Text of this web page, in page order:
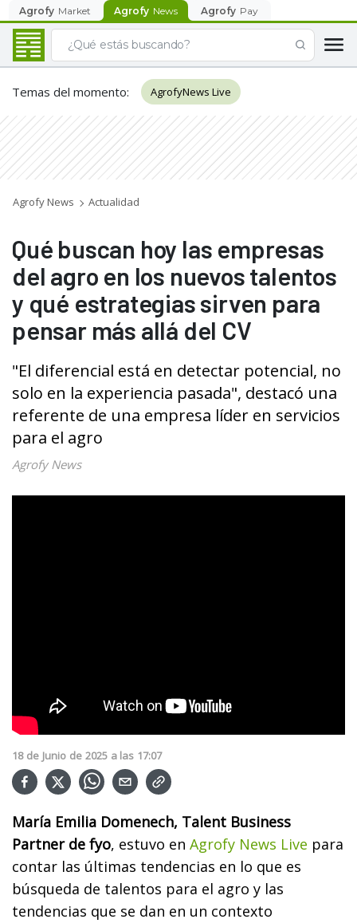
Agrofy Market Agrofy News Agrofy Pay
Temas del momento: AgrofyNews Live
Agrofy News Actualidad
Qué buscan hoy las empresas
del agro en los nuevos talentos
y qué estrategias sirven para
pensar más allá del CV
"El diferencial está en detectar potencial, no
solo en la experiencia pasada", destacó una
referente de una empresa líder en servicios
para el agro
Agrofy News
18 de Junio de 2025 a las 17:07
María Emilia Domenech, Talent Business
Partner de fyo, estuvo en Agrofy News Live para
contar las últimas tendencias en lo que es
búsqueda de talentos para el agro y las
tendencias que se dan en un contexto